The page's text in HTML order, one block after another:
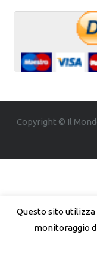
Copyright © Il
Questo sito
monitoraggio